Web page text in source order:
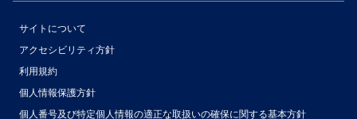
サイトについて
アクセシビリティ方針
利用規約
個人情報保護方針
個人番号及び特定個人情報の適正な取扱いの確保に関する基本方針